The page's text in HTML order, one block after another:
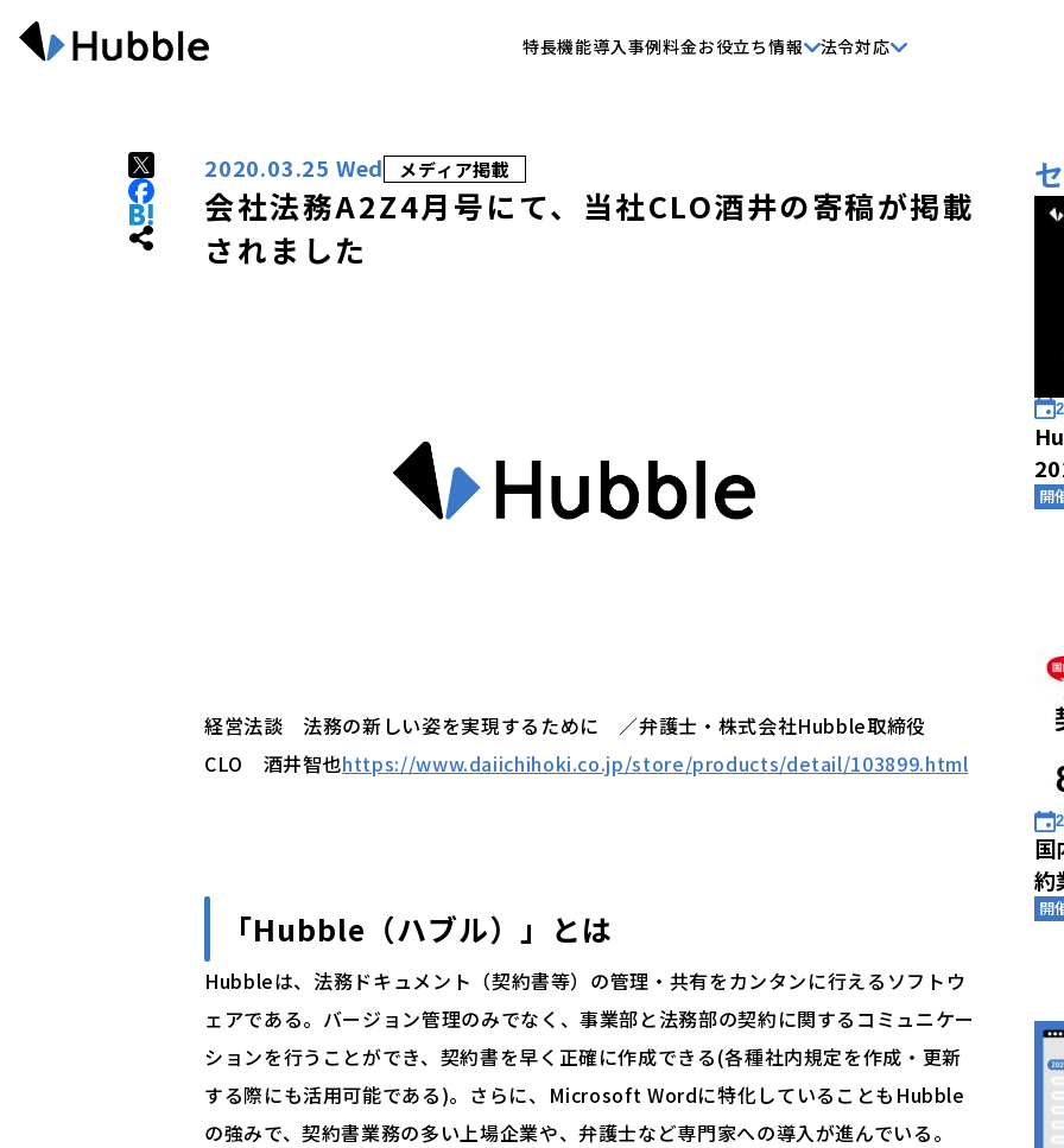
特長機能導入事例料金お役立ち情報 法令対応
2020.03.25 Wed メディア掲載
会社法務A2Z4月号にて、当社CLO酒井の寄稿が掲載
されました
経営法談 法務の新しい姿を実現するために ／弁護士・株式会社Hubble取締役
CLO 酒井智也https://www.daiichihoki.co.jp/store/products/detail/103899.html
「Hubble（ハブル）」 とは
Hubbleは、法務ドキュメント（契約書等）の管理・共有をカンタンに行えるソフトウ
ェアである。バージョン管理のみでなく、事業部と法務部の契約に関するコミュニケー
ションを行うことができ、契約書を早く正確に作成できる(各種社内規定を作成・更新
する際にも活用可能である)。さらに、Microsoft Wordに特化していることもHubble
の強みで、契約書業務の多い上場企業や、弁護士など専門家への導入が進んでいる。
開
国
約
開